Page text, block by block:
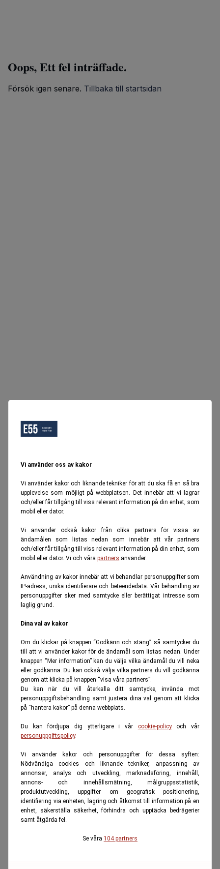
Vi använder oss av kakor
Vi använder kakor och liknande tekniker för att du ska få en så bra
upplevelse som möjligt på webbplatsen. Det innebär att vi lagrar
och/eller får tillgång till viss relevant information på din enhet, som
mobil eller dator.
Vi använder också kakor från olika partners för vissa av
ändamålen som listas nedan som innebär att vår partners
och/eller får tillgång till viss relevant information på din enhet, som
mobil eller dator. Vi och våra partners använder.
Användning av kakor innebär att vi behandlar personuppgifter som
IP-adress, unika identifierare och beteendedata. Vår behandling av
personuppgifter sker med samtycke eller berättigat intresse som
laglig grund.
Dina val av kakor
Om du klickar på knappen “Godkänn och stäng” så samtycker du
till att vi använder kakor för de ändamål som listas nedan. Under
knappen “Mer information” kan du välja vilka ändamål du vill neka
eller godkänna. Du kan också välja vilka partners du vill godkänna
genom att klicka på knappen “visa våra partners”.
Du kan när du vill återkalla ditt samtycke, invända mot
personuppgiftsbehandling samt justera dina val genom att klicka
på “hantera kakor” på denna webbplats.
Du kan fördjupa dig ytterligare i vår cookie-policyoch vår
personuppgiftspolicy.
Vi använder kakor och personuppgifter för dessa syften:
Nödvändiga cookies och liknande tekniker, anpassning av
annonser, analys och utveckling, marknadsföring, innehåll,
annons- och innehållsmätning, målgruppsstatistik,
produktutveckling, uppgifter om geografisk positionering,
identifiering via enheten, lagring och åtkomst till information på en
enhet, säkerställa säkerhet, förhindra och upptäcka bedrägerier
samt åtgärda fel.
Se våra 104 partners
Oops, Ett fel inträffade.
Försök igen senare. Tillbaka till startsidan